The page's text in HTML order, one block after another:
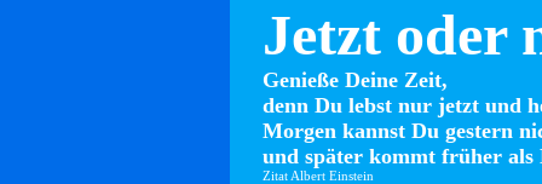
Jetzt oder
Genieße Deine Zeit,
denn Du lebst nur jetzt und
Morgen kannst Du gestern
und später kommt früher als
Zitat Albert Einstein